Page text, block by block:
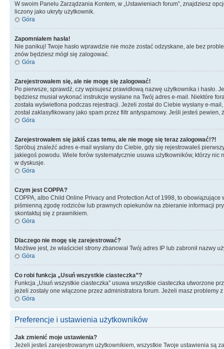
W swoim Panelu Zarządzania Kontem, w „Ustawieniach forum”, znajdziesz
liczony jako ukryty użytkownik.
Góra
Zapomniałem hasła!
Nie panikuj! Twoje hasło wprawdzie nie może zostać odzyskane, ale bez
znów będziesz mógł się zalogować.
Góra
Zarejestrowałem się, ale nie mogę się zalogować!
Po pierwsze, sprawdź, czy wpisujesz prawidłową nazwę użytkownika i hasło.
będziesz musiał wykonać instrukcje wysłane na Twój adres e-mail. Niektóre
została wyświetlona podczas rejestracji. Jeżeli został do Ciebie wysłany e-
został zaklasyfikowany jako spam przez filtr antyspamowy. Jeśli jesteś
Góra
Zarejestrowałem się jakiś czas temu, ale nie mogę się teraz zalogować!?!
Spróbuj znaleźć adres e-mail wysłany do Ciebie, gdy się rejestrowałeś
jakiegoś powodu. Wiele forów systematycznie usuwa użytkowników, którzy
w dyskusje.
Góra
Czym jest COPPA?
COPPA, albo Child Online Privacy and Protection Act of 1998, to
piśmienną zgodę rodziców lub prawnych opiekunów na zbieranie informacji
skontaktuj się z prawnikiem.
Góra
Dlaczego nie mogę się zarejestrować?
Możliwe jest, że właściciel strony zbanował Twój adres IP lub zabronił
Góra
Co robi funkcja „Usuń wszystkie ciasteczka”?
Funkcja „Usuń wszystkie ciasteczka” usuwa wszystkie ciasteczka utworzone
jeżeli zostały one włączone przez administratora forum. Jeżeli masz
Góra
Preferencje i ustawienia użytkowników
Jak zmienić moje ustawienia?
Jeżeli jesteś zarejestrowanym użytkownikiem, wszystkie Twoje ustawienia są